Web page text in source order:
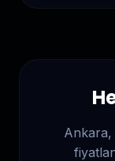
Ankara,